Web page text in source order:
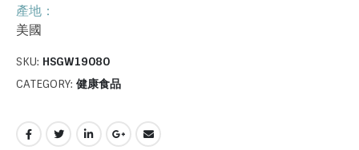
產地：
美國
SKU: HSGW19080
CATEGORY: 健康食品